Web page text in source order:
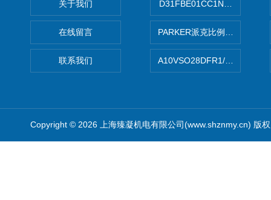
关于我们
在线留言
联系我们
PARKER派克比例阀 柱塞泵
A10VSO28DFR1/
Copyright © 2026 上海臻凝机电有限公司(www.shznmy.cn) 版